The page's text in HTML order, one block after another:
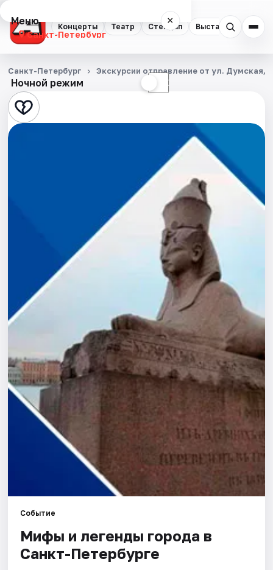
Концерты Театр Стендап Выставки
Меню ×
Санкт-Петербург
Концерты
Театр
Стендап
Города
Артисты
Рейтинги
Ночной режим ☾
Санкт-Петербург Экскурсии отправление от ул. Думская,
Событие
Мифы и легенды города в
Санкт-Петербурге